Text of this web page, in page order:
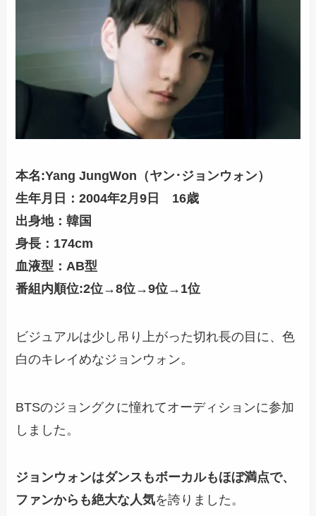
本名:Yang JungWon（ヤン･ジョンウォン）
生年月日：2004年2月9日 16歳
出身地：韓国
身長：174cm
血液型：AB型
番組内順位:2位→8位→9位→1位
ビジュアルは少し吊り上がった切れ長の目に、色
白のキレイめなジョンウォン。
BTSのジョングクに憧れてオーディションに参加
しました。
ジョンウォンはダンスもボーカルもほぼ満点で、
ファンからも絶大な人気を誇りました。